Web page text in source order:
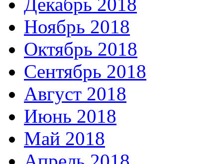
Декабрь 2018
Ноябрь 2018
Октябрь 2018
Сентябрь 2018
Август 2018
Июнь 2018
Май 2018